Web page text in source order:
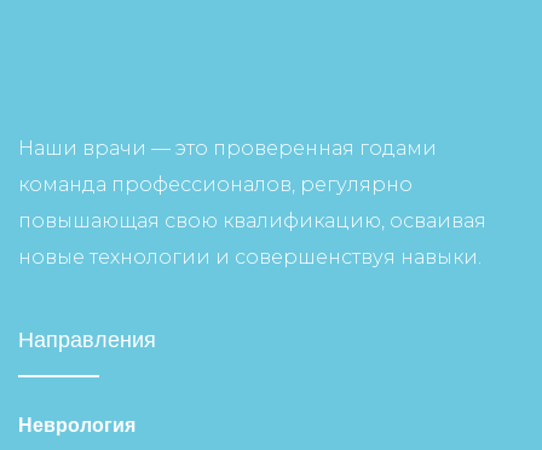
Наши врачи — это проверенная годами
команда профессионалов, регулярно
повышающая свою квалификацию, осваивая
новые технологии и совершенствуя навыки.
Направления
Неврология